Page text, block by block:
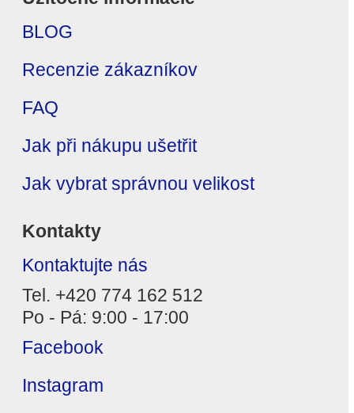
BLOG
Recenzie zákazníkov
FAQ
Jak při nákupu ušetřit
Jak vybrat správnou velikost
Kontakty
Kontaktujte nás
Tel. +420 774 162 512
Po - Pá: 9:00 - 17:00
Facebook
Instagram